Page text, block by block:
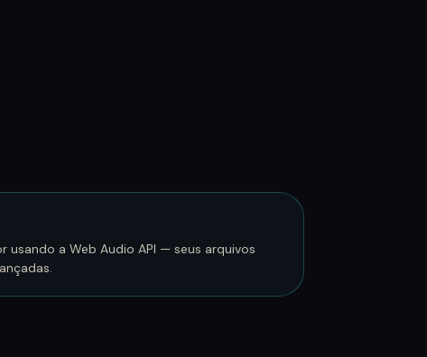
a Web Audio API — seus arquivos